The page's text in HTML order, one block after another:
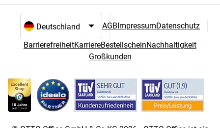
Sprach- und Landesauswahl
AGB ImpressumDatenschutz
BarrierefreiheitKarriereBestellscheinNachhaltigkeit
Großkunden